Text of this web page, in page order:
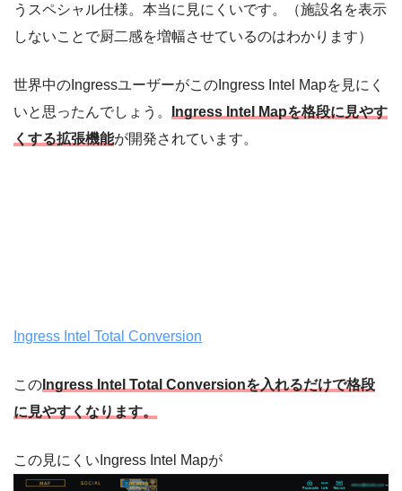
うスペシャル仕様。本当に見にくいです。（施設名を表示
しないことで厨二感を増幅させているのはわかります）
世界中のIngressユーザーがこのIngress Intel Mapを見にく
いと思ったんでしょう。
Ingress Intel Mapを格段に見やす
くする拡張機能が開発されています。
Ingress Intel Total Conversion
この Ingress Intel Total Conversionを入れるだけで格段
に見やすくなります。
この見にくいIngress Intel Mapが